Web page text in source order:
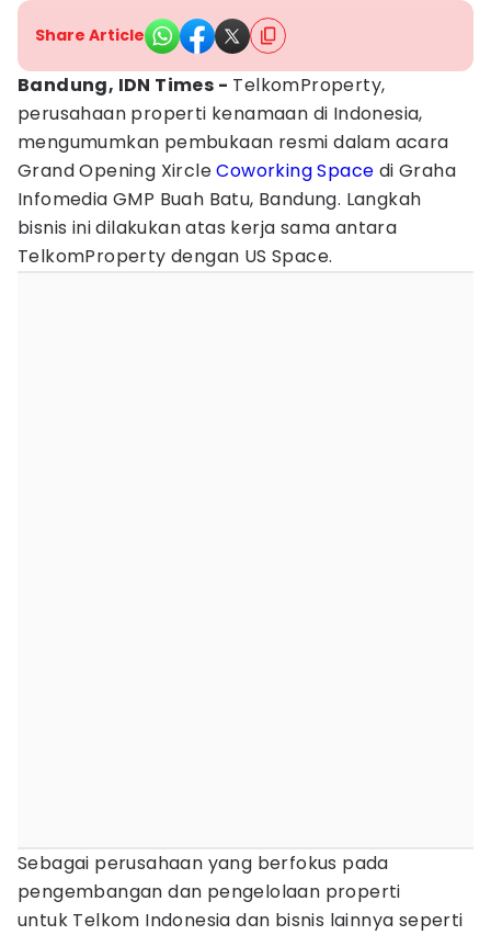
Share Article
Bandung, IDN Times - TelkomProperty,
perusahaan properti kenamaan di Indonesia,
mengumumkan pembukaan resmi dalam acara
Grand Opening XircleCoworking Space di Graha
Infomedia GMP Buah Batu, Bandung. Langkah
bisnis ini dilakukan atas kerja sama antara
TelkomProperty dengan US Space.
Sebagai perusahaan yang berfokus pada
pengembangan dan pengelolaan properti
untuk Telkom Indonesia dan bisnis lainnya seperti